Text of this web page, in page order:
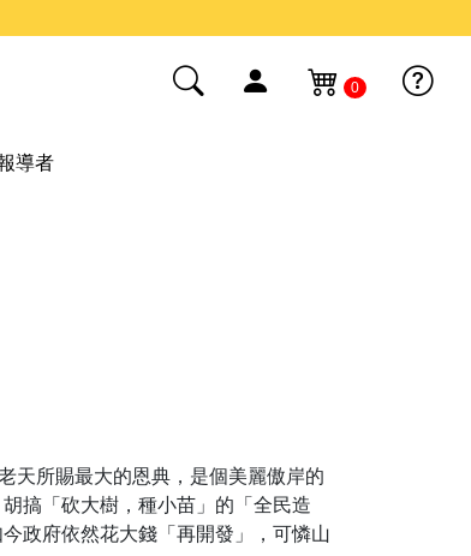
0
導者
天所賜最大的恩典，是個美麗傲岸的
搞「砍大樹，種小苗」的「全民造
政府依然花大錢「再開發」，可憐山